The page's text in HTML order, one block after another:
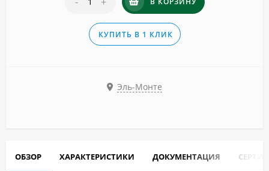
КУПИТЬ В 1 КЛИК
Эль-Монте
ОБЗОР ХАРАКТЕРИСТИКИ ДОКУМЕНТАЦИЯ